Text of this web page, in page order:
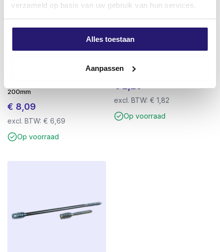
verzameld op basis van uw gebruik van hun services.
Alles toestaan
Aanpassen
260mm – 4-Snijder – Voor Beton
200mm
€ 8,09
excl. BTW: € 6,69
Op voorraad
korrel 60
€2,20
excl. BTW:€ 1,82
Op voorraad